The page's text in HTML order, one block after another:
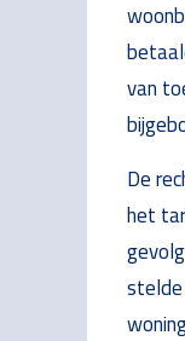
van
De
het
stelde